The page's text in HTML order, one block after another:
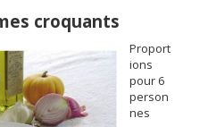
croquants
Proport
ions
pour 6
person
nes